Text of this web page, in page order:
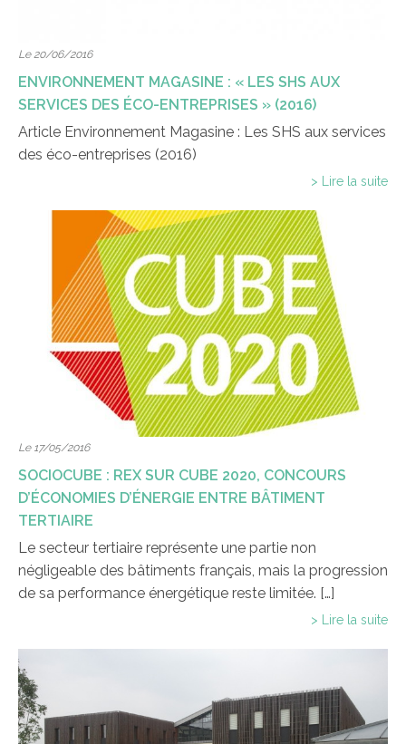
Le 20/06/2016
ENVIRONNEMENT MAGASINE : « LES SHS AUX
SERVICES DES ÉCO-ENTREPRISES » (2016)
Article Environnement Magasine : Les SHS aux services
des éco-entreprises (2016)
> Lire la suite
Le 17/05/2016
SOCIOCUBE : REX SUR CUBE 2020, CONCOURS
D’ÉCONOMIES D’ÉNERGIE ENTRE BÂTIMENT
TERTIAIRE
Le secteur tertiaire représente une partie non
négligeable des bâtiments français, mais la progression
de sa performance énergétique reste limitée. […]
> Lire la suite